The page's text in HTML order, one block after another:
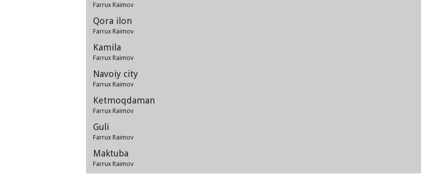
Farrux Raimov
Qora ilon
Farrux Raimov
Kamila
Farrux Raimov
Navoiy city
Farrux Raimov
Ketmoqdaman
Farrux Raimov
Guli
Farrux Raimov
Maktuba
Farrux Raimov